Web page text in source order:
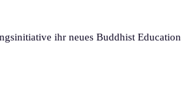
ihr neues Buddhist Education